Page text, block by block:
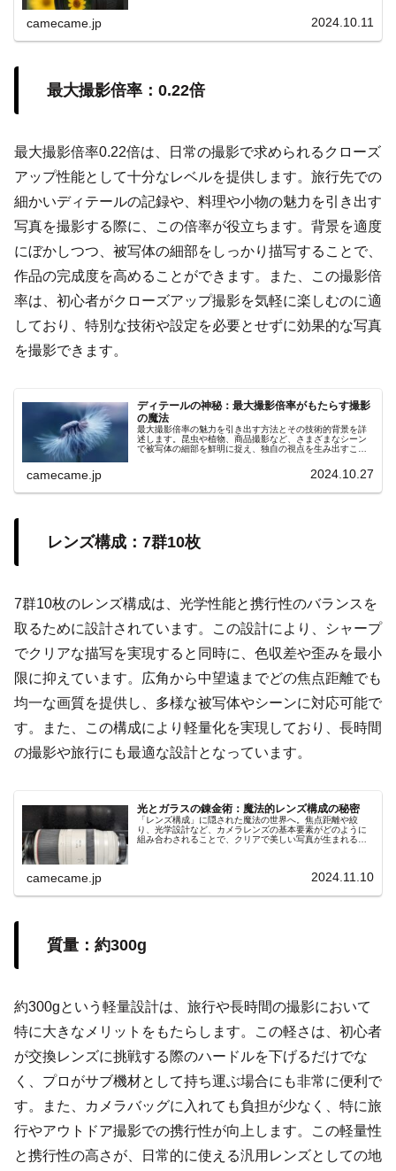
camecame.jp 2024.10.11
最大撮影倍率：0.22倍
最大撮影倍率0.22倍は、日常の撮影で求められるクローズ
アップ性能として十分なレベルを提供します。旅行先での
細かいディテールの記録や、料理や小物の魅力を引き出す
写真を撮影する際に、この倍率が役立ちます。背景を適度
にぼかしつつ、被写体の細部をしっかり描写することで、
作品の完成度を高めることができます。また、この撮影倍
率は、初心者がクローズアップ撮影を気軽に楽しむのに適
しており、特別な技術や設定を必要とせずに効果的な写真
を撮影できます。
ディテールの神秘：最大撮影倍率がもたらす撮影
の魔法
最大撮影倍率の魅力を引き出す方法とその技術的背景を詳
述します。昆虫や植物、商品撮影など、さまざまなシーン
で被写体の細部を鮮明に捉え、独自の視点を生み出すこの
ートフォーカスなどの他の技術との連携で、安定した高品
質な画像が得られ、観察者に新たな視覚体験を提供しま
camecame.jp 2024.10.27
レンズ構成：7群10枚
7群10枚のレンズ構成は、光学性能と携行性のバランスを
取るために設計されています。この設計により、シャープ
でクリアな描写を実現すると同時に、色収差や歪みを最小
限に抑えています。広角から中望遠までどの焦点距離でも
均一な画質を提供し、多様な被写体やシーンに対応可能で
す。また、この構成により軽量化を実現しており、長時間
の撮影や旅行にも最適な設計となっています。
光とガラスの錬金術：魔法的レンズ構成の秘密
「レンズ構成」に隠された魔法の世界へ。焦点距離や絞
り、光学設計など、カメラレンズの基本要素がどのように
組み合わされることで、クリアで美しい写真が生まれるの
camecame.jp 2024.11.10
質量：約300g
約300gという軽量設計は、旅行や長時間の撮影において
特に大きなメリットをもたらします。この軽さは、初心者
が交換レンズに挑戦する際のハードルを下げるだけでな
く、プロがサブ機材として持ち運ぶ場合にも非常に便利で
す。また、カメラバッグに入れても負担が少なく、特に旅
行やアウトドア撮影での携行性が向上します。この軽量性
と携行性の高さが、日常的に使える汎用レンズとしての地